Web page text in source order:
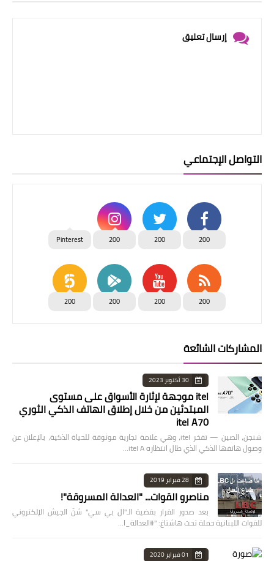
إرسال تعليق
التواصل الإجتماعي
200
200
200
Pinterest
200
200
200
200
المشاركات الشائعة
30 أكتوبر 2023
itel موجهة لإثارة الأسواق على مستوى
المبتدئين من خلال إطلاق الهاتف الذكي الثوري
itel A70
شنجن، الصين — تفخر itel، وهي علامة تجارية موثوقة للحياة الذكية، بالإعلان عن
وصول هاتفها الذكي الذي طال انتظاره itel A…
28 فبراير 2019
مناصرو القوات... "العدالة المسروقة"!
بعد صدور القرار بقضية الـ"ال بي سي" شنّ الجيش الإلكتروني
للقوات اللبنانية حملة تحت هاشتاغ: "#العدالة_ا…
01 فبراير 2020